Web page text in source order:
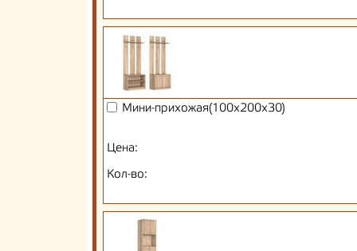
Мини-прихожая(100х200х30)
Цена:
Кол-во: